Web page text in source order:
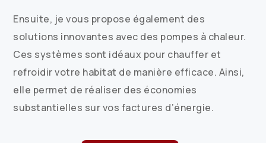
Ensuite, je vous propose également des
solutions innovantes avec des pompes à chaleur.
Ces systèmes sont idéaux pour chauffer et
refroidir votre habitat de manière efficace. Ainsi,
elle permet de réaliser des économies
substantielles sur vos factures d’énergie.